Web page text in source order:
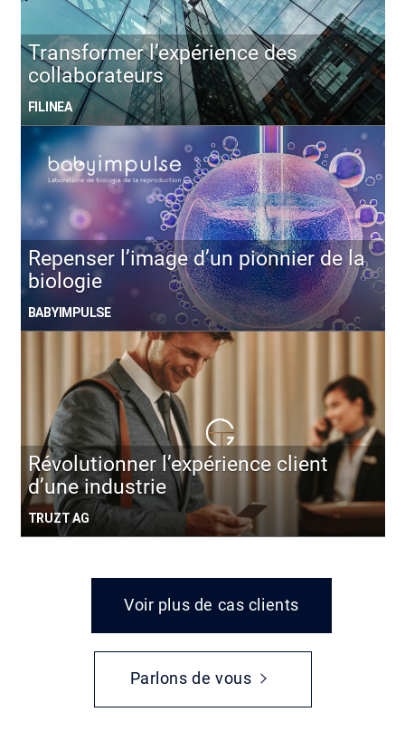
Transformer l’expérience des
collaborateurs
FILINEA
Repenser l’image d’un pionnier de la
biologie
BABYIMPULSE
Révolutionner l’expérience client
d’une industrie
TRUZT AG
Voir plus de cas clients
Parlons de vous